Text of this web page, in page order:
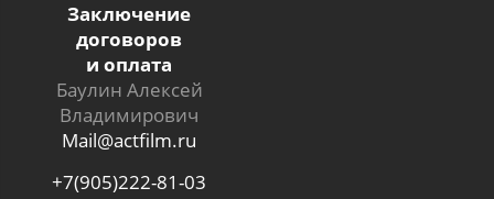
Заключение
договоров
и оплата
Баулин Алексей
Владимирович
Mail@actfilm.ru
+7(905)222-81-03